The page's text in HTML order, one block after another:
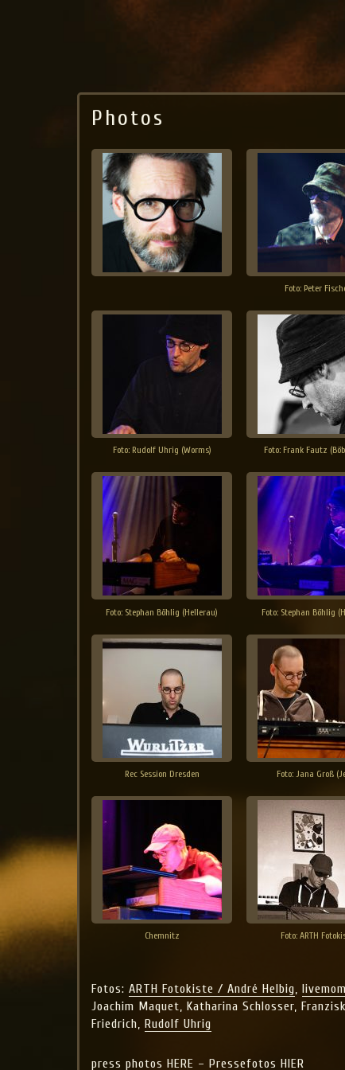
Photos
Foto: Peter
Foto: Rudolf Uhrig (Worms) Foto: Frank Fautz
Foto: Stephan Böhlig (Hellerau) Foto: Stephan Böhlig
Rec Session Dresden Foto: Jana Groß
Chemnitz Foto: ARTH
Fotos: ARTH Fotokiste / André Helbig,
Joachim Maquet, Katharina Schlosser,
Friedrich, Rudolf Uhrig
press photos HERE – Pressefotos HIER